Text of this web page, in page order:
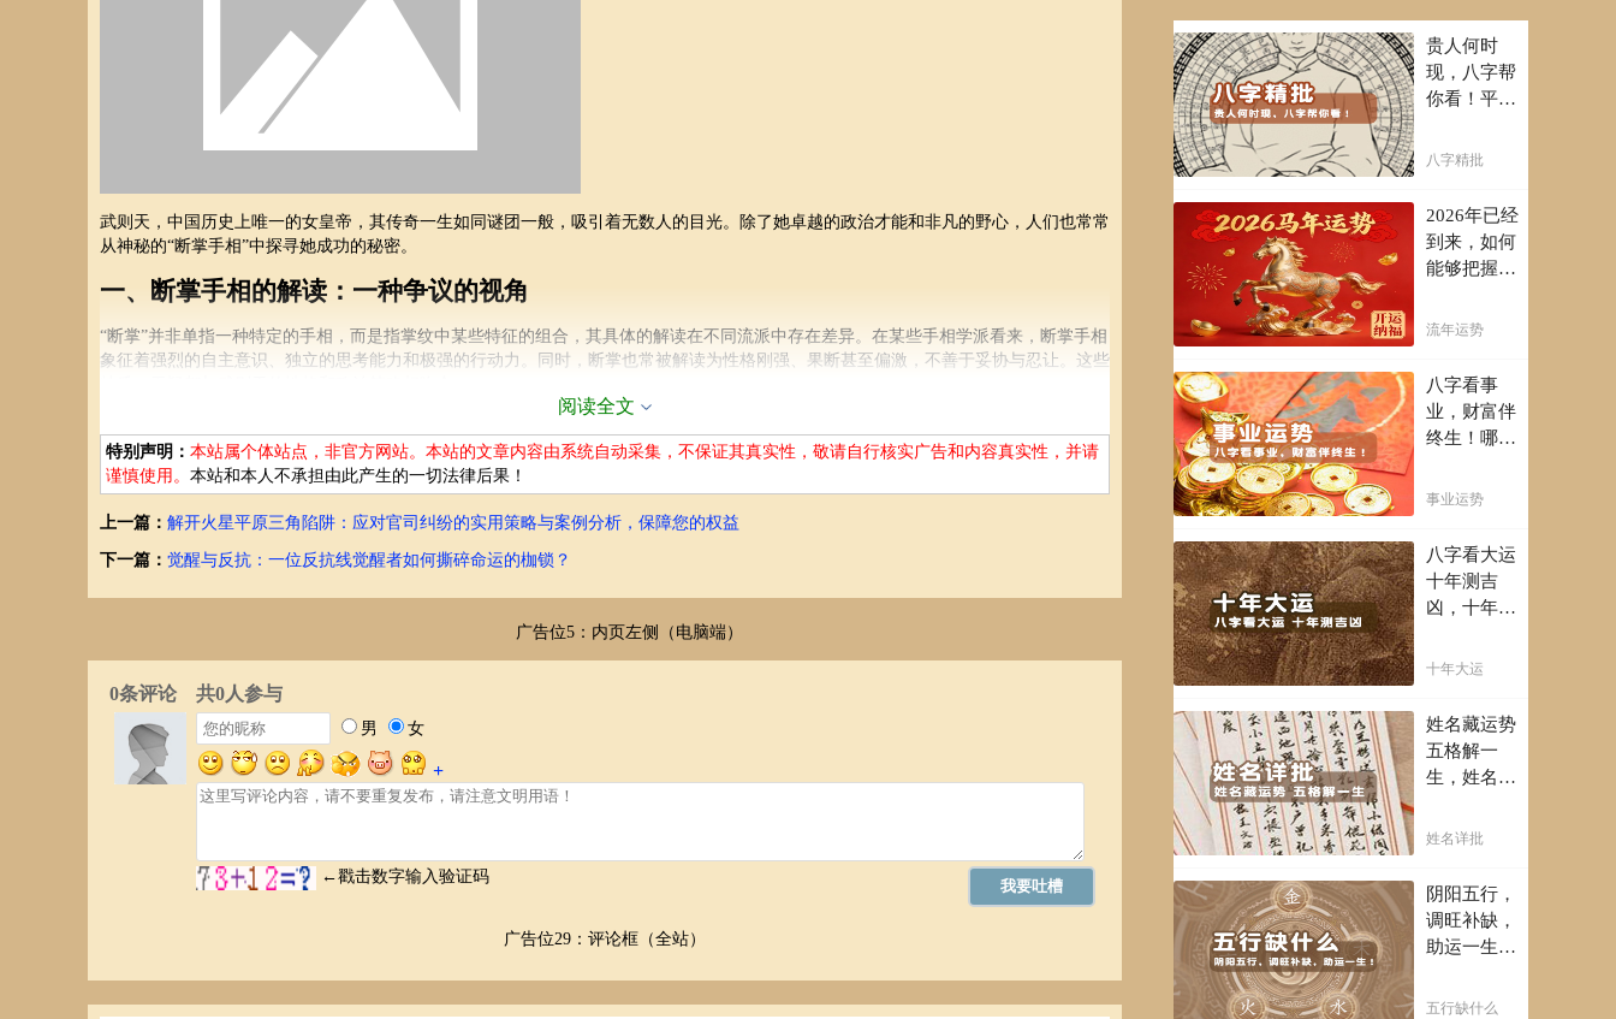
武则天，中国历史上唯一的女皇帝，其传奇一生如同谜团一般，吸引着无数人的目光。除了她卓越的政治才能和非凡的野心，人们也常常
从神秘的“断掌手相”中探寻她成功的秘密。
一、断掌手相的解读：一种争议的视角
“断掌”并非单指一种特定的手相，而是指掌纹中某些特征的组合，其具体的解读在不同流派中存在差异。在某些手相学派看来，断掌手相
象征着强烈的自主意识、独立的思考能力和极强的行动力。同时，断掌也常被解读为性格刚强、果断甚至偏激，不善于妥协与忍让。这些
能将断掌手相作为武则天成功的唯一解释依据。
二、武则天的性格特质：从“断掌”解读
或许能解释她：
坚韧不拔的意志： 对于权力和目标的执着，是武则天取得成功的关键因素。她能够忍受重重阻碍，最终登上帝位，这反映了她内在的强
极端的个性： 历史记载显示，武则天并非是一个易于相处的人，她性格中或许存在着某种程度的极端。这或许和“断掌”所象征的性格特
征相对应，也可能被视为她最终成功的代价。
不畏强权： 武则天能在男权社会中取得如此高的成就，其内在的自信和不畏强权的精神是不可忽视的。这或许也在某种程度上与“断
掌”的特性相呼应。
武则天的成功，不仅仅是性格决定的，更重要的是她运用了精妙的政治策略。这包括：与男性建立联盟、利用皇室内斗、清除异己、维护
政权稳定，并且在一定程度上迎合了当时社会对女性政治参与的期待。
除了政治策略，武则天的成功还离不开她对于环境的深刻洞察。她能够准确把握时局，并据此做出相应的反应和决策。她利用了时代的机
阅读全文
特别声明： 本站属个体站点，非官方网站。本站的文章内容由系统自动采集，不保证其真实性，敬请自行核实广告和内容真实性，并请
谨慎使用。 本站和本人不承担由此产生的一切法律后果！
上一篇： 解开火星平原三角陷阱：应对官司纠纷的实用策略与案例分析，保障您的权益
下一篇： 觉醒与反抗：一位反抗线觉醒者如何撕碎命运的枷锁？
广告位5：内页左侧（电脑端）
广告位29：评论框（全站）
贵人何时
现，八字帮
你看！平阴
八字精批批
八字精批
2026年已经
到来，如何
能够把握先
凶，不走弯
处查看！
流年运势
八字看事
业，财富伴
终生！哪日
有财官之
九是大官或
富豪，解读
您的事业天
局！！
事业运势
八字看大运
十年测吉
凶，十年一
未来命运全
十年大运
姓名藏运势
五格解一
生，姓名判
凶，你的名
你吗？
姓名详批
阴阳五行，
调旺补缺，
助运一生！
把控起伏波
五行缺什么